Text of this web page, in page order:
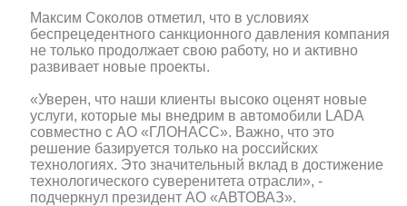
Максим Соколов отметил, что в условиях
беспрецедентного санкционного давления компания
не только продолжает свою работу, но и активно
развивает новые проекты.
«Уверен, что наши клиенты высоко оценят новые
услуги, которые мы внедрим в автомобили LADA
совместно с АО «ГЛОНАСС». Важно, что это
решение базируется только на российских
технологиях. Это значительный вклад в достижение
технологического суверенитета отрасли», -
подчеркнул президент АО «АВТОВАЗ».